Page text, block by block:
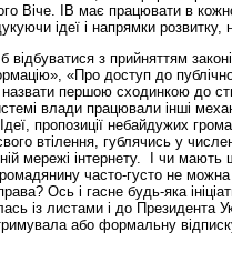
Віче. ІВ має працювати в
ідеї і напрямки розвитку,
з прийняттям
«Про доступ до
першою сходинкою до
влади працювали інші
пропозиції небайдужих
втілення, гублячись у
мережі інтернету. І чи мають
часто-густо не можна
Ось і гасне будь-яка
із листами і до Президента
або формальну